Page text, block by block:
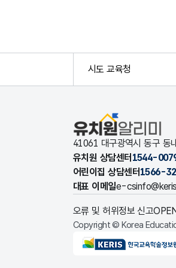
시도 교육청
유치원알리미
41061 대구광역시 동구 동
유치원 상담센터 1544-
어린이집 상담센터 1566-
대표 이메일e-
오류 및 허위정보 신고
Copyright © Korea
KERIS한국교육학술정보